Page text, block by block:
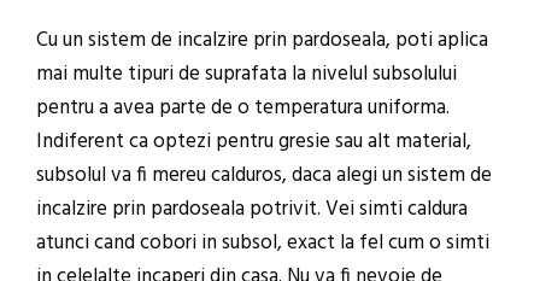
Cu un sistem de incalzire prin pardoseala, poti aplica
mai multe tipuri de suprafata la nivelul subsolului
pentru a avea parte de o temperatura uniforma.
Indiferent ca optezi pentru gresie sau alt material,
subsolul va fi mereu calduros, daca alegi un sistem de
incalzire prin pardoseala potrivit. Vei simti caldura
atunci cand cobori in subsol, exact la fel cum o simti